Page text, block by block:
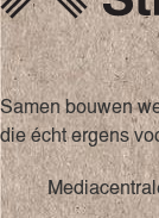
Samen bouwen
die écht ergens